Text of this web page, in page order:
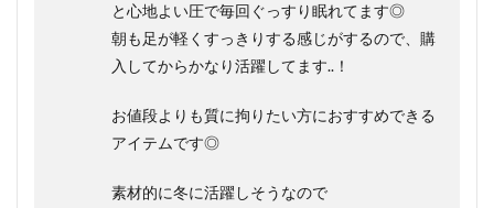
と心地よい圧で毎回ぐっすり眠れてます◎
朝も足が軽くすっきりする感じがするので、購
入してからかなり活躍してます..！
お値段よりも質に拘りたい方におすすめできる
アイテムです◎
素材的に冬に活躍しそうなので